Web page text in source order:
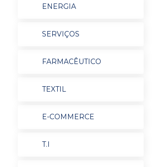
ENERGIA
SERVIÇOS
FARMACÊUTICO
TEXTIL
E-COMMERCE
T.I